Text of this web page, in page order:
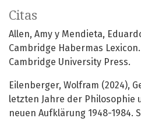
Citas
Allen, Amy y Mendieta,
Cambridge Habermas
Cambridge University Press.
Eilenberger, Wolfram (2024),
letzten Jahre der Philosophie
neuen Aufklärung 1948-1984.